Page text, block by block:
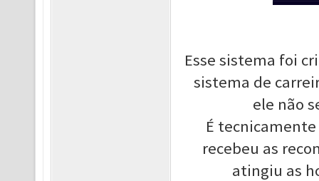
Esse sistema foi
sistema de
ele não
É
recebeu as
atingiu as